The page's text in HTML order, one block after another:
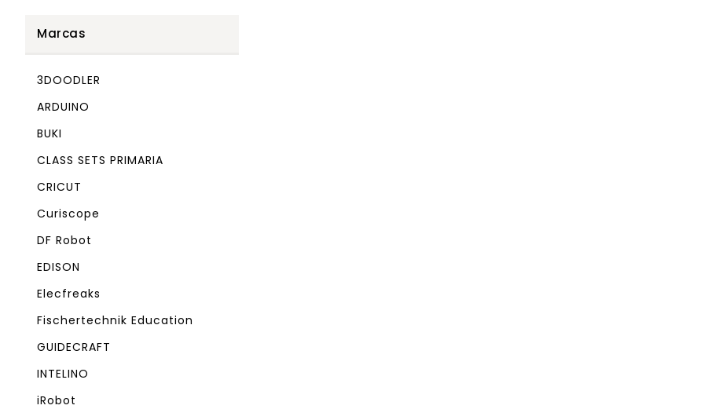
Marcas
3DOODLER
ARDUINO
BUKI
CLASS SETS PRIMARIA
CRICUT
Curiscope
DF Robot
EDISON
Elecfreaks
Fischertechnik Education
GUIDECRAFT
INTELINO
iRobot